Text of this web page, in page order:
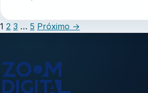
1 2 3 … 5 Próximo →